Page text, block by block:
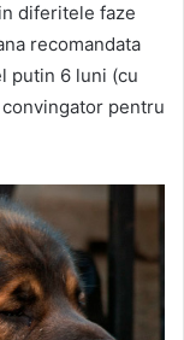
diferitele faze
recomandata
putin 6 luni (cu
pentru